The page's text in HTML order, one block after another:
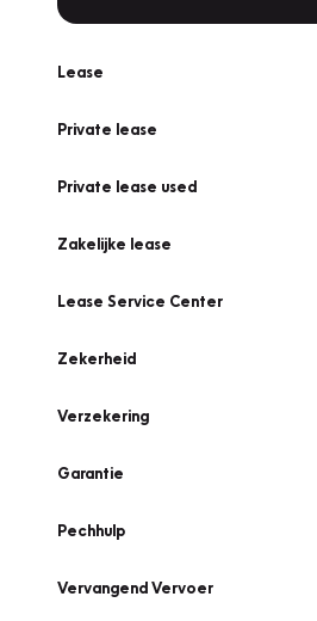
Lease
Private lease
Private lease used
Zakelijke lease
Lease Service Center
Zekerheid
Verzekering
Garantie
Pechhulp
Vervangend Vervoer